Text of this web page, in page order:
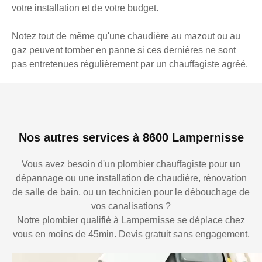
votre installation et de votre budget.
Notez tout de même qu'une chaudière au mazout ou au
gaz peuvent tomber en panne si ces dernières ne sont
pas entretenues régulièrement par un chauffagiste agréé.
Nos autres services à 8600 Lampernisse
Vous avez besoin d'un plombier chauffagiste pour un
dépannage ou une installation de chaudière, rénovation
de salle de bain, ou un technicien pour le débouchage de
vos canalisations ?
Notre plombier qualifié à Lampernisse se déplace chez
vous en moins de 45min. Devis gratuit sans engagement.